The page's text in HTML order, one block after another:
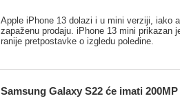
Apple iPhone 13 dolazi i u mini verziji, iako
zapaženu prodaju. iPhone 13 mini prikazan
ranije pretpostavke o izgledu poleđine.
Samsung Galaxy S22 će imati